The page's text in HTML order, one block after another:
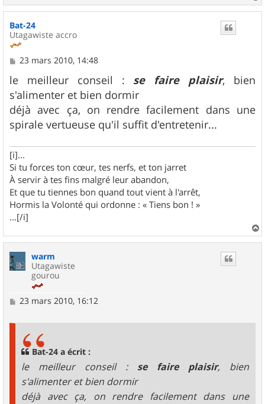
a
u
Bat-24
Utagawiste accro
M
s
s
a
g
e
23 mars 2010, 14:48
le meilleur conseil : se faire plaisir, bien
s'alimenter et bien dormir
déjà avec ça, on rendre facilement dans une
spirale vertueuse qu'il suffit d'entretenir...
[i]...
Si tu forces ton cœur, tes nerfs, et ton jarret
À servir à tes fins malgré leur abandon,
Et que tu tiennes bon quand tout vient à l'arrêt,
Hormis la Volonté qui ordonne : « Tiens bon ! »
...[/i]
a
warm
Utagawiste
gourou
M
23 mars 2010, 16:12
Bat-24 a écrit :
le meilleur conseil : se faire plaisir, bien
s'alimenter et bien dormir
déjà avec ça, on rendre facilement dans une